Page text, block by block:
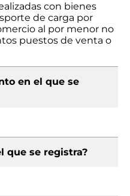
con bienes
de carga por
al por menor no
puestos de venta o
en el que se
que se registra?